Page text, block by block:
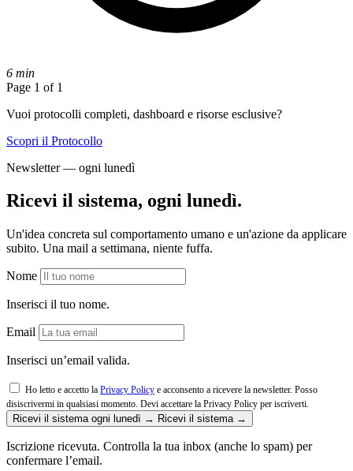
6 min
Page 1 of 1
Vuoi protocolli completi, dashboard e risorse esclusive?
Scopri il Protocollo
Newsletter — ogni lunedì
Ricevi il sistema, ogni lunedì.
Un'idea concreta sul comportamento umano e un'azione da applicare
subito. Una mail a settimana, niente fuffa.
Nome
Inserisci il tuo nome.
Email
Inserisci un’email valida.
Ho letto e accetto la Privacy Policy e acconsento a ricevere la newsletter. Posso
disiscrivermi in qualsiasi momento.
Devi accettare la Privacy Policy per iscriverti.
Ricevi il sistema ogni lunedì → Ricevi il sistema →
Iscrizione ricevuta. Controlla la tua inbox (anche lo spam) per
confermare l’email.